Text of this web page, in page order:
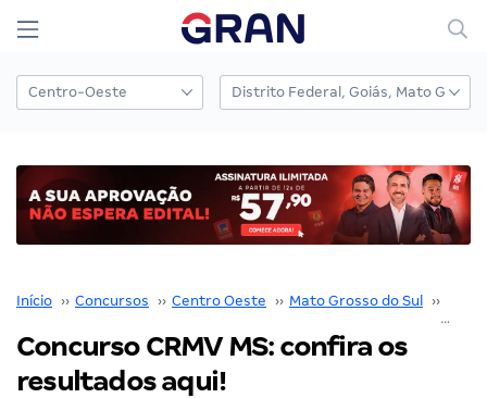
Início ›› Concursos ›› Centro Oeste ›› Mato Grosso do Sul ››
Concurso CRMV MS: confira os
resultados aqui!